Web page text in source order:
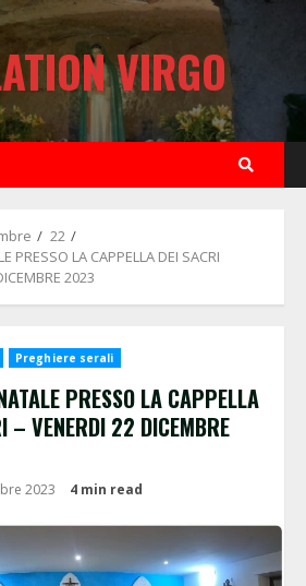
VIRGO
22
PRESSO LA CAPPELLA DEI SACRI
2023
Preghiere serali
PRESSO LA CAPPELLA
– VENERDI 22 DICEMBRE
2023 4 min read